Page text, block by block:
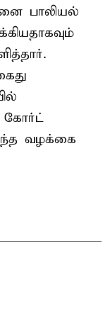
பாலியல்
கோர்ட்
வழக்கை